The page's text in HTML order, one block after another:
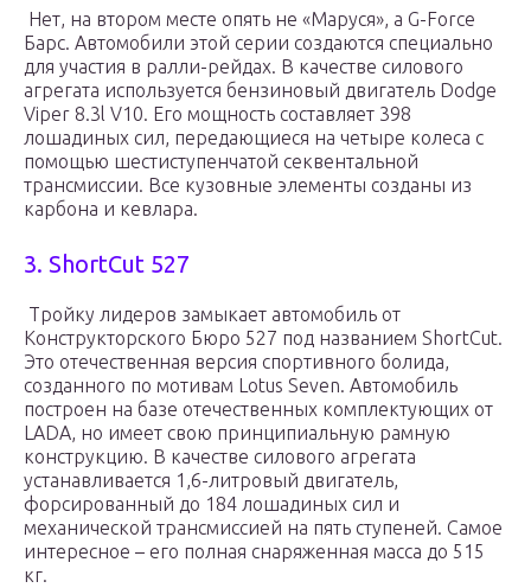
Нет, на втором месте опять не «Маруся», а G-Force
Барс. Автомобили этой серии создаются специально
для участия в ралли-рейдах. В качестве силового
агрегата используется бензиновый двигатель Dodge
Viper 8.3l V10. Его мощность составляет 398
лошадиных сил, передающиеся на четыре колеса с
помощью шестиступенчатой секвентальной
трансмиссии. Все кузовные элементы созданы из
карбона и кевлара.
3. ShortCut 527
Тройку лидеров замыкает автомобиль от
Конструкторского Бюро 527 под названием ShortCut.
Это отечественная версия спортивного болида,
созданного по мотивам Lotus Seven. Автомобиль
построен на базе отечественных комплектующих от
LADA, но имеет свою принципиальную рамную
конструкцию. В качестве силового агрегата
устанавливается 1,6-литровый двигатель,
форсированный до 184 лошадиных сил и
механической трансмиссией на пять ступеней. Самое
интересное – его полная снаряженная масса до 515
кг.